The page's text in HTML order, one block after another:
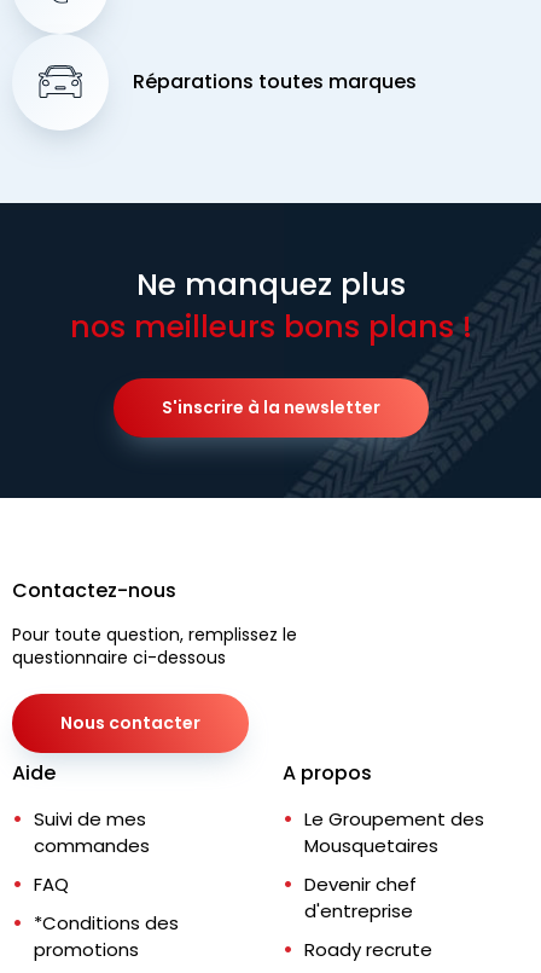
Réparations toutes marques
Ne manquez plus
nos meilleurs bons plans !
S'inscrire à la newsletter
Contactez-nous
Pour toute question, remplissez le
questionnaire ci-dessous
Nous contacter
Aide
Suivi de mes
commandes
FAQ
*Conditions des
promotions
A propos
Le Groupement des
Mousquetaires
Devenir chef
d'entreprise
Roady recrute